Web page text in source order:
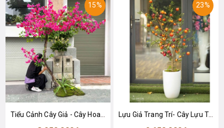
15% 23%
Lựu Giả Trang Trí- Cây Lựu Trang Trí Tết (150cm)- CC1012